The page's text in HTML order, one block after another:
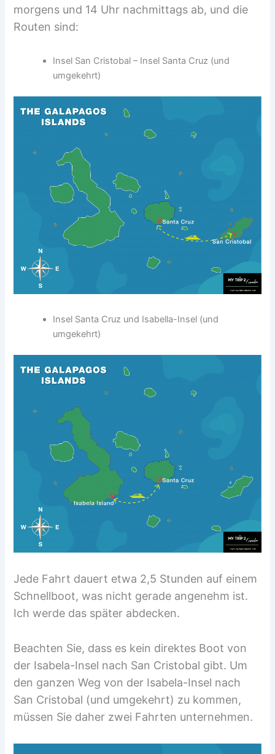
morgens und 14 Uhr nachmittags ab, und die
Routen sind:
Insel San Cristobal – Insel Santa Cruz (und
umgekehrt)
Insel Santa Cruz und Isabella-Insel (und
umgekehrt)
Jede Fahrt dauert etwa 2,5 Stunden auf einem
Schnellboot, was nicht gerade angenehm ist.
Ich werde das später abdecken.
Beachten Sie, dass es kein direktes Boot von
der Isabela-Insel nach San Cristobal gibt. Um
den ganzen Weg von der Isabela-Insel nach
San Cristobal (und umgekehrt) zu kommen,
müssen Sie daher zwei Fahrten unternehmen.